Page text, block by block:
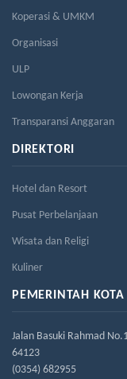
Koperasi & UMKM
Organisasi
ULP
Lowongan Kerja
Transparansi Anggaran
DIREKTORI
Hotel dan Resort
Pusat Perbelanjaan
Wisata dan Religi
Kuliner
PEMERINTAH KOTA
Jalan Basuki Rahmad
64123
(0354) 682955